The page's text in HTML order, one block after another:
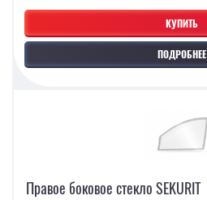
КУПИТЬ
ПОДРОБНЕЕ
Правое боковое стекло SEKURIT